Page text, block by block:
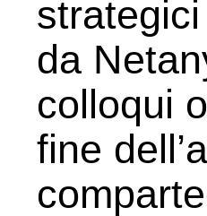
da
colloqui
fine